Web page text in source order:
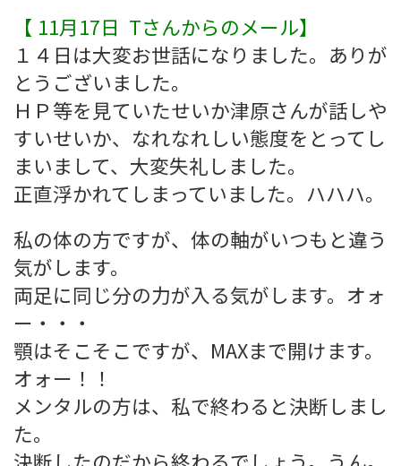
【 11月17日 Tさんからのメール】
１４日は大変お世話になりました。ありが
とうございました。
ＨＰ等を見ていたせいか津原さんが話しや
すいせいか、なれなれしい態度をとってし
まいまして、大変失礼しました。
正直浮かれてしまっていました。ハハハ。
私の体の方ですが、体の軸がいつもと違う
気がします。
両足に同じ分の力が入る気がします。オォ
ー・・・
顎はそこそこですが、MAXまで開けます。
オォー！！
メンタルの方は、私で終わると決断しまし
た。